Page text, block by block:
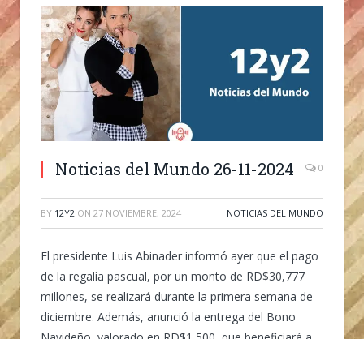
Noticias del Mundo 26-11-2024 0
BY 12Y2 ON 27 NOVIEMBRE, 2024 NOTICIAS DEL MUNDO
El presidente Luis Abinader informó ayer que el pago
de la regalía pascual, por un monto de RD$30,777
millones, se realizará durante la primera semana de
diciembre. Además, anunció la entrega del Bono